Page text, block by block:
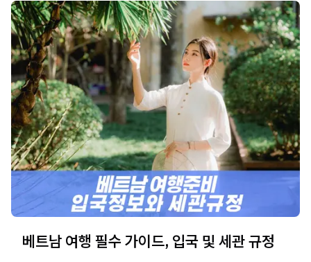
베트남 여행 필수 가이드, 입국 및 세관 규정